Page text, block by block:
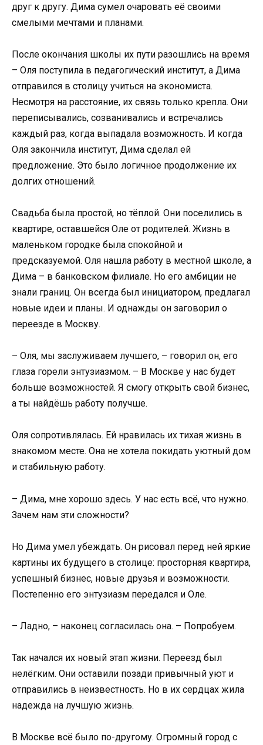
друг к другу. Дима сумел очаровать её своими
смелыми мечтами и планами.
После окончания школы их пути разошлись на время
– Оля поступила в педагогический институт, а Дима
отправился в столицу учиться на экономиста.
Несмотря на расстояние, их связь только крепла. Они
переписывались, созванивались и встречались
каждый раз, когда выпадала возможность. И когда
Оля закончила институт, Дима сделал ей
предложение. Это было логичное продолжение их
долгих отношений.
Свадьба была простой, но тёплой. Они поселились в
квартире, оставшейся Оле от родителей. Жизнь в
маленьком городке была спокойной и
предсказуемой. Оля нашла работу в местной школе, а
Дима – в банковском филиале. Но его амбиции не
знали границ. Он всегда был инициатором, предлагал
новые идеи и планы. И однажды он заговорил о
переезде в Москву.
– Оля, мы заслуживаем лучшего, – говорил он, его
глаза горели энтузиазмом. – В Москве у нас будет
больше возможностей. Я смогу открыть свой бизнес,
а ты найдёшь работу получше.
Оля сопротивлялась. Ей нравилась их тихая жизнь в
знакомом месте. Она не хотела покидать уютный дом
и стабильную работу.
– Дима, мне хорошо здесь. У нас есть всё, что нужно.
Зачем нам эти сложности?
Но Дима умел убеждать. Он рисовал перед ней яркие
картины их будущего в столице: просторная квартира,
успешный бизнес, новые друзья и возможности.
Постепенно его энтузиазм передался и Оле.
– Ладно, – наконец согласилась она. – Попробуем.
Так начался их новый этап жизни. Переезд был
нелёгким. Они оставили позади привычный уют и
отправились в неизвестность. Но в их сердцах жила
надежда на лучшую жизнь.
В Москве всё было по-другому. Огромный город с